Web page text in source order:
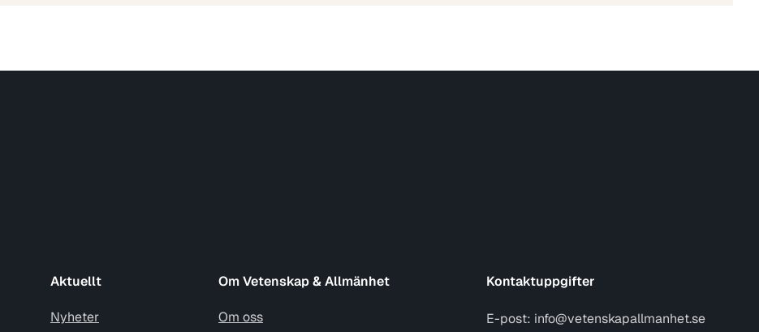
Aktuellt
Nyheter
Om Vetenskap & Allmänhet
Om oss
Kontaktuppgifter
E-post: info@vetenskapallmanhet.se